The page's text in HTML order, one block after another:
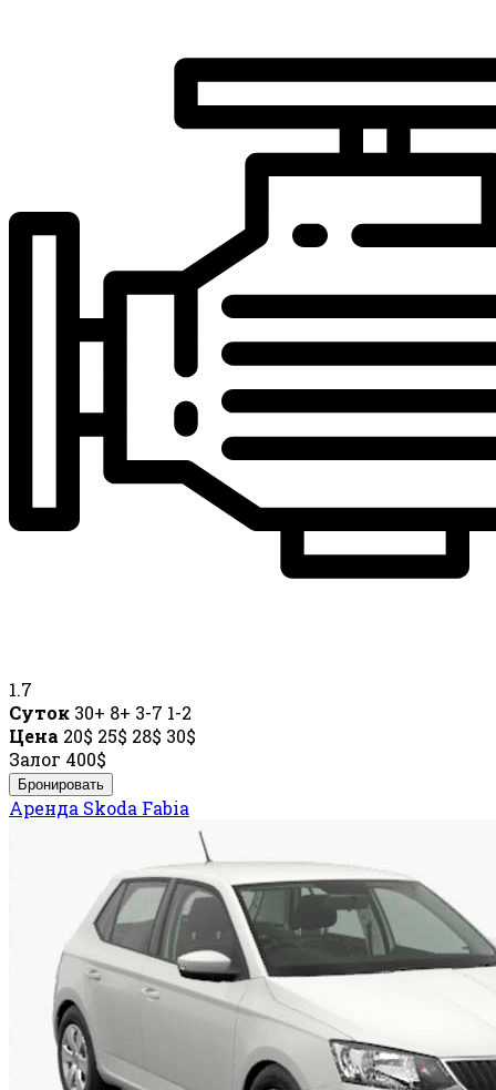
1.7
Суток 30+ 8+ 3-7 1-2
Цена 20$ 25$ 28$ 30$
Залог 400$
Бронировать
Аренда Skoda Fabia